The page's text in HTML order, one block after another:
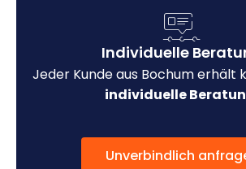
Individuelle
Jeder Kunde aus Bochum erhält
individuelle
Unverbindlich